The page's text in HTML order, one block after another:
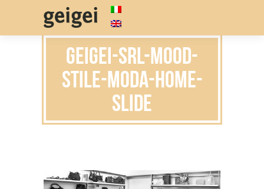
geigei-srl-mood-
stile-moda-home-
slide